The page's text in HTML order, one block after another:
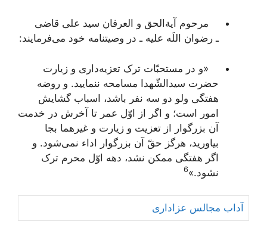
مرحوم آیةالحق و العرفان سید علی قاضی
ـ رضوان اللَه علیه ـ در وصیتنامه خود می‌فرمایند:
«و در مستحبّات ترک تعزیه‌داری و زیارت
حضرت سیدالشّهدا مسامحه ننمایید. و روضه
هفتگی ولو دو سه نفر باشد، اسباب گشایش
امور است؛ و اگر از اوّل عمر تا آخرش در خدمت
آن بزرگوار از تعزیت و زیارت و غیرهما بجا
بیاورید، هرگز حقّ آن بزرگوار اداء نمی‌شود. و
اگر هفتگی ممکن نشد، دهه اوّل محرم ترک
نشود.»6
آداب مجالس عزاداری